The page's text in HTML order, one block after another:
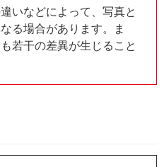
いなどによって、写真と
る場合があります。ま
若干の差異が生じること